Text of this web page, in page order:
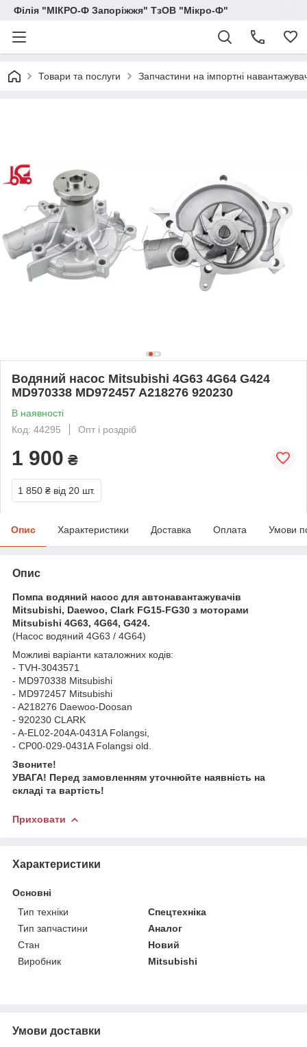
Філія "МІКРО-Ф Запоріжжя" ТзОВ "Мікро-Ф"
Товари та послуги Запчастини на імпортні
Водяний насос Mitsubishi 4G63 4G64 G424
MD970338 MD972457 A218276 920230
В наявності
Код: 44295
Опт і роздріб
1 900 ₴
1 850 ₴ від 20 шт.
Опис Характеристики Доставка Оплата Умови
Опис
Помпа водяний насос для автонавантажувачів
Mitsubishi, Daewoo, Clark FG15-FG30 з моторами
Mitsubishi 4G63, 4G64, G424.
(Насос водяний 4G63 / 4G64)
Можливі варіанти каталожних кодів:
- TVH-3043571
- MD970338 Mitsubishi
- MD972457 Mitsubishi
- A218276 Daewoo-Doosan
- 920230 CLARK
- A-EL02-204A-0431A Folangsi,
- CP00-029-0431A Folangsi old.
Звоните!
УВАГА! Перед замовленням уточнюйте наявність на
складі та вартість!
Приховати
Характеристики
Основні
Тип техніки
Спецтехніка
Тип запчастини
Аналог
Стан
Новий
Виробник
Mitsubishi
Умови доставки